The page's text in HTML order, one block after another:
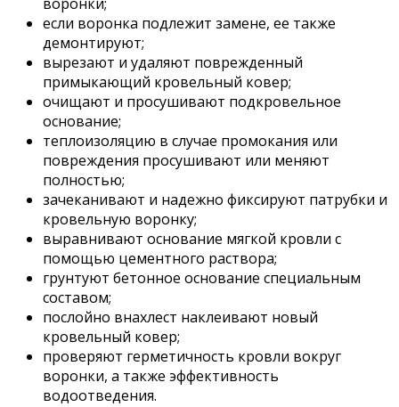
воронки;
если воронка подлежит замене, ее также
демонтируют;
вырезают и удаляют поврежденный
примыкающий кровельный ковер;
очищают и просушивают подкровельное
основание;
теплоизоляцию в случае промокания или
повреждения просушивают или меняют
полностью;
зачеканивают и надежно фиксируют патрубки и
кровельную воронку;
выравнивают основание мягкой кровли с
помощью цементного раствора;
грунтуют бетонное основание специальным
составом;
послойно внахлест наклеивают новый
кровельный ковер;
проверяют герметичность кровли вокруг
воронки, а также эффективность
водоотведения.